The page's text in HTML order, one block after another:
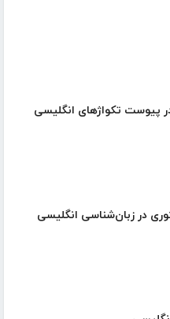
پیوست تکواژهای انگلیسی
در زبان‌شناسی انگلیسی